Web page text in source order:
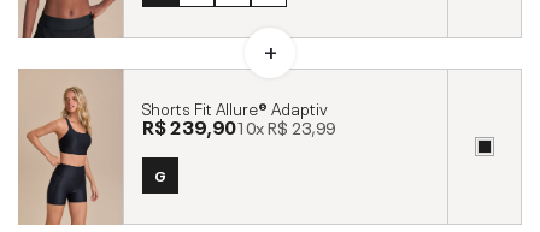
Shorts Fit Allure® Adaptiv
R$ 239,9010xR$ 23,99
G